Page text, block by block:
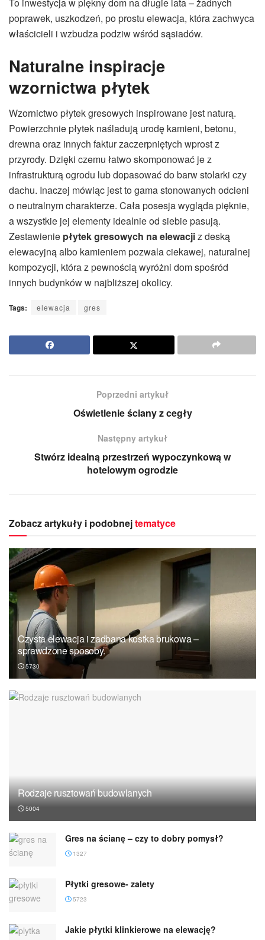
poprawek, uszkodzeń, po prostu elewacja, która zachwyca
właścicieli i wzbudza podziw wśród sąsiadów.
Naturalne inspiracje
wzornictwa płytek
Wzornictwo płytek gresowych inspirowane jest naturą.
Powierzchnie płytek naśladują urodę kamieni, betonu,
drewna oraz innych faktur zaczerpniętych wprost z
przyrody. Dzięki czemu łatwo skomponować je z
infrastrukturą ogrodu lub dopasować do barw stolarki czy
dachu. Inaczej mówiąc jest to gama stonowanych odcieni
o neutralnym charakterze. Cała posesja wygląda pięknie,
a wszystkie jej elementy idealnie od siebie pasują.
Zestawienie płytek gresowych na elewacjiz deską
elewacyjną albo kamieniem pozwala ciekawej, naturalnej
kompozycji, która z pewnością wyróżni dom spośród
innych budynków w najbliższej okolicy.
Tags: elewacja gres
Poprzedni artykuł
Oświetlenie ściany z cegły
Następny artykuł
Stwórz idealną przestrzeń wypoczynkową w
hotelowym ogrodzie
Zobacz artykuły i podobnejtematyce
Czysta elewacja i zadbana kostka brukowa –
sprawdzone sposoby.
5730
Rodzaje rusztowań budowlanych
5004
Gres na ścianę – czy to dobry pomysł?
1327
Płytki gresowe- zalety
5723
Jakie płytki klinkierowe na elewację?